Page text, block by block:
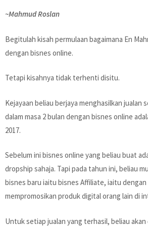
~Mahmud Roslan
Begitulah kisah permulaan bagaimana En
dengan bisnes online.
Tetapi kisahnya tidak terhenti disitu.
Kejayaan beliau berjaya menghasilkan jualan
dalam masa 2 bulan dengan bisnes online
2017.
Sebelum ini bisnes online yang beliau buat
dropship sahaja. Tapi pada tahun ini, beliau
bisnes baru iaitu bisnes Affiliate, iaitu dengan
mempromosikan produk digital orang lain di
Untuk setiap jualan yang terhasil, beliau